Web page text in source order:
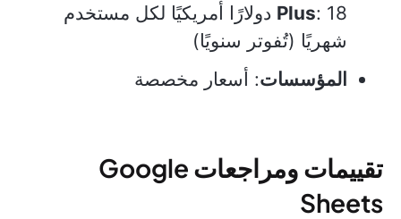
Plus : 18 دولارًا أمريكيًا لكل مستخدم
شهريًا (تُفوتر سنويًا)
المؤسسات: أسعار مخصصة
تقييمات ومراجعات Google
Sheets